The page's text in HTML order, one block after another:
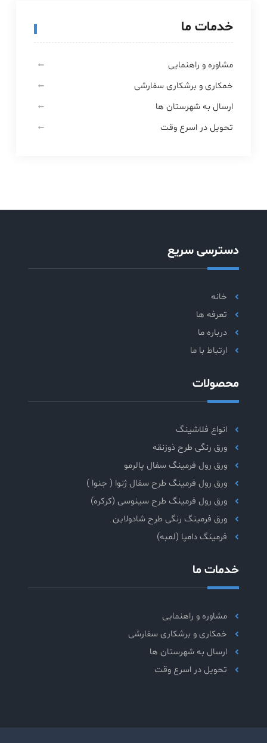
خدمات ما
مشاوره و راهنمایی
خمکاری و برشکاری سفارشی
ارسال به شهرستان ها
تحویل در اسرع وقت
دسترسی سریع
خانه
تعرفه ها
درباره ما
ارتباط با ما
محصولات
انواع فلاشینگ
ورق رنگی طرح ذوزنقه
ورق رول فرمینگ سفال پالرمو
ورق رول فرمینگ طرح سفال ژنوا ( جنوا )
ورق رول فرمینگ طرح سینوسی (کرکره)
ورق فرمینگ رنگی طرح شادولاین
فرمینگ دامپا (لمبه)
خدمات ما
مشاوره و راهنمایی
خمکاری و برشکاری سفارشی
ارسال به شهرستان ها
تحویل در اسرع وقت